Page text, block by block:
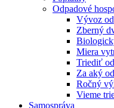
Odpadové
Vývoz
Zberný
Miera
Triediť
Za aký
Ročný
Vieme
Samospráva